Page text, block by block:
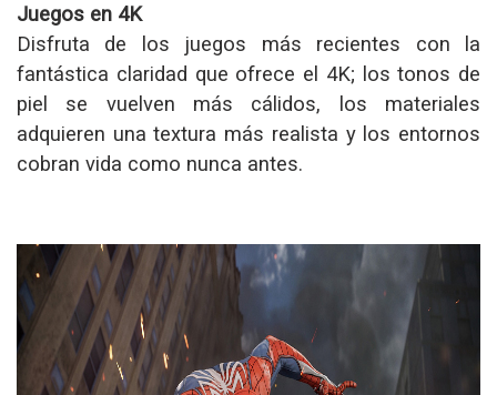
Juegos en 4K
Disfruta de los juegos más recientes con la
fantástica claridad que ofrece el 4K; los tonos de
piel se vuelven más cálidos, los materiales
adquieren una textura más realista y los entornos
cobran vida como nunca antes.